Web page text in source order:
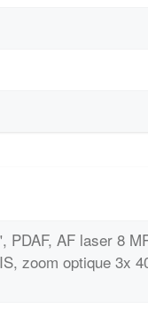
AF laser 8
zoom optique 3x